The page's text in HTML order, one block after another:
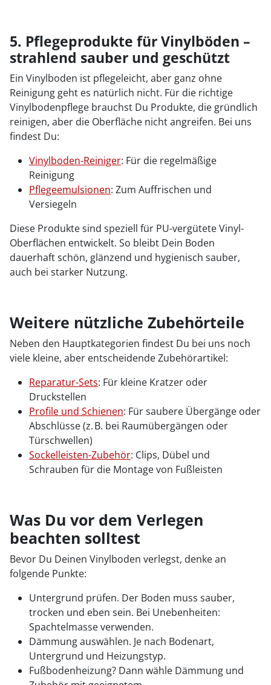
5. Pflegeprodukte für Vinylböden –
strahlend sauber und geschützt
Ein Vinylboden ist pflegeleicht, aber ganz ohne
Reinigung geht es natürlich nicht. Für die richtige
Vinylbodenpflege brauchst Du Produkte, die gründlich
reinigen, aber die Oberfläche nicht angreifen. Bei uns
findest Du:
Vinylboden-Reiniger: Für die regelmäßige
Reinigung
Pflegeemulsionen: Zum Auffrischen und
Versiegeln
Diese Produkte sind speziell für PU-vergütete Vinyl-
Oberflächen entwickelt. So bleibt Dein Boden
dauerhaft schön, glänzend und hygienisch sauber,
auch bei starker Nutzung.
Weitere nützliche Zubehörteile
Neben den Hauptkategorien findest Du bei uns noch
viele kleine, aber entscheidende Zubehörartikel:
Reparatur-Sets: Für kleine Kratzer oder
Druckstellen
Profile und Schienen: Für saubere Übergänge oder
Abschlüsse (z. B. bei Raumübergängen oder
Türschwellen)
Sockelleisten-Zubehör: Clips, Dübel und
Schrauben für die Montage von Fußleisten
Was Du vor dem Verlegen
beachten solltest
Bevor Du Deinen Vinylboden verlegst, denke an
folgende Punkte:
Untergrund prüfen. Der Boden muss sauber,
trocken und eben sein. Bei Unebenheiten:
Spachtelmasse verwenden.
Dämmung auswählen. Je nach Bodenart,
Untergrund und Heizungstyp.
Fußbodenheizung? Dann wähle Dämmung und